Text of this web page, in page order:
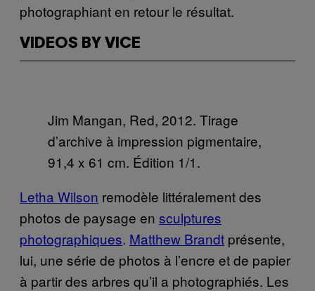
photographiant en retour le résultat.
VIDEOS BY VICE
Jim Mangan, Red, 2012. Tirage
d’archive à impression pigmentaire,
91,4 x 61 cm. Édition 1/1.
Letha Wilson remodèle littéralement des
photos de paysage en sculptures
photographiques. Matthew Brandt présente,
lui, une série de photos à l’encre et de papier
à partir des arbres qu’il a photographiés. Les